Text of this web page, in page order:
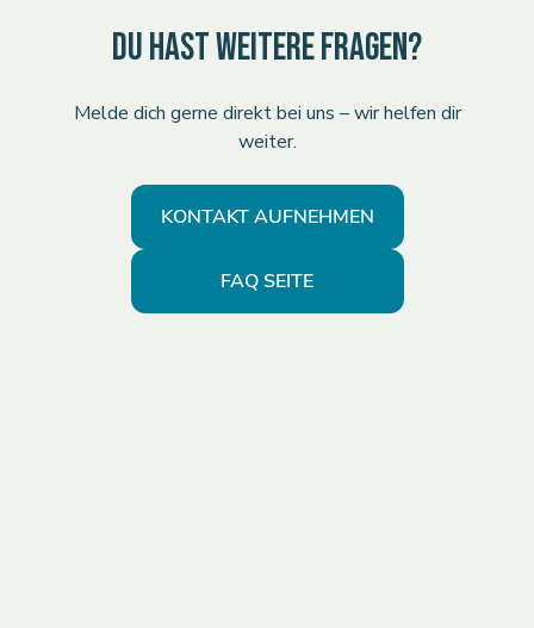
DU HAST WEITERE FRAGEN?
Melde dich gerne direkt bei uns – wir helfen dir
weiter.
KONTAKT AUFNEHMEN
FAQ SEITE